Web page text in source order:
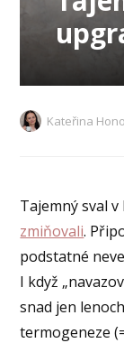
Kateřina
Tajemný sval
zmiňovali.
podstatné
I když
snad jen
termogeneze